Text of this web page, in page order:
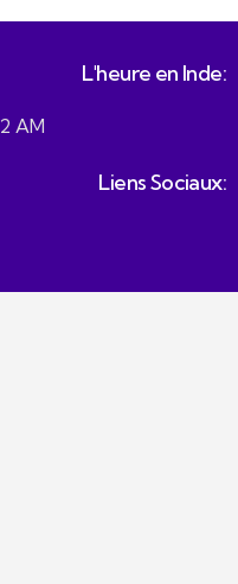
L'heure en Inde:
AM
Liens Sociaux: